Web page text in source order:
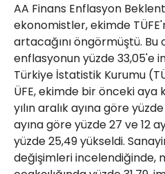
AA Finans Enflasyon
ekonomistler, ekimde
artacağını öngörmüştü. Bu
enflasyonun yüzde 33,05'e
Türkiye İstatistik Kurumu
ÜFE, ekimde bir önceki aya
yılın aralık ayına göre
ayına göre yüzde 27 ve 12
yüzde 25,49 yükseldi.
değişimleri incelendiğinde,